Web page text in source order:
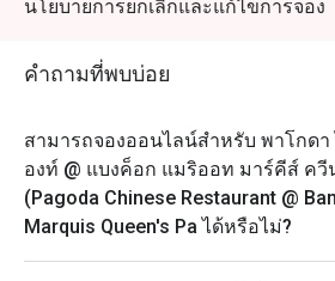
วันจันทร์ – อาทิตย์
17:30 – 21:30 น. – อาหารค่ำ* (รับ
น.)
นโยบายการยกเลิกและแก้ไขการจอง
คำถามที่พบบ่อย
สามารถจองออนไลน์สำหรับ พาโกดา
องท์ @ แบงค็อก แมริออท มาร์คีส์ ควี
(Pagoda Chinese Restaurant @
Marquis Queen's Pa ได้หรือไม่?